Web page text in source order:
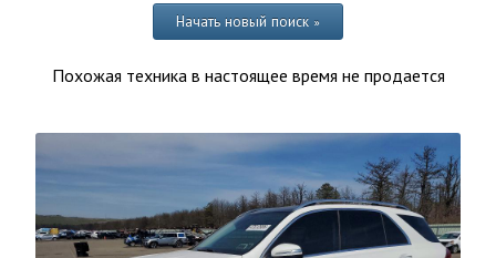
Начать новый поиск »
Похожая техника в настоящее время не продается